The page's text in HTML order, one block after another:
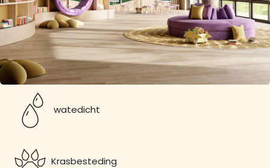
watedicht
Krasbesteding